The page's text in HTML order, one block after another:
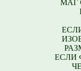
МАГ
ЕСЛИ